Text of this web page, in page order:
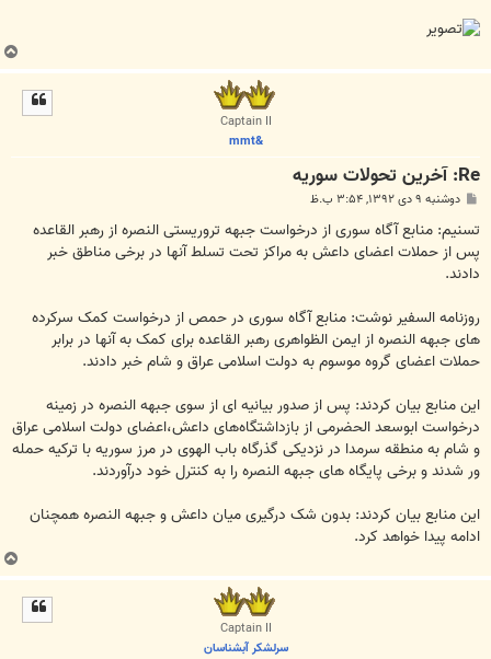
ب
ا
Captain II
&mmt
Re: آخرين تحولات سوريه
پ
ت
دوشنبه ۹ دی ۱۳۹۲, ۳:۵۴ ب.ظ
تسنیم: منابع آگاه سوری از درخواست جبهه تروریستی‌ النصره از رهبر القاعده
پس از حملات اعضای داعش به مراکز تحت تسلط آنها در برخی مناطق خبر
دادند.
روزنامه السفیر نوشت: منابع آگاه سوری در حمص از درخواست کمک سرکرده
های جبهه النصره از ایمن الظواهری رهبر القاعده برای کمک به آنها در برابر
حملات اعضای گروه موسوم به دولت اسلامی عراق و شام خبر دادند.
این منابع بیان کردند: پس از صدور بیانیه ای از سوی جبهه النصره در زمینه
درخواست ابوسعد الحضرمی از بازداشتگاه‌های داعش،اعضای دولت اسلامی عراق
و شام به منطقه سرمدا در نزدیکی گذرگاه باب الهوی در مرز سوریه با ترکیه حمله
ور شدند و برخی پایگاه های جبهه النصره را به کنترل خود درآوردند.
این منابع بیان کردند: بدون شک درگیری میان داعش و جبهه النصره همچنان
ادامه پیدا خواهد کرد.
ب
ا
Captain II
سرلشکر آبشناسان